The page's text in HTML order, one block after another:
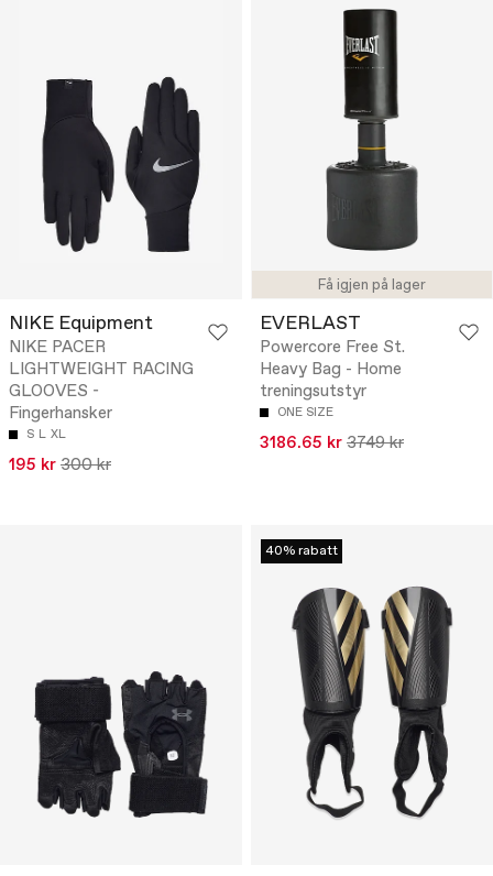
NIKE Equipment
NIKE PACER
LIGHTWEIGHT RACING
GLOOVES -
Fingerhansker
S L XL
195 kr 300 kr
Få igjen på lager
EVERLAST
Powercore Free St.
Heavy Bag - Home
treningsutstyr
ONE SIZE
3186.65 kr 3749 kr
40% rabatt